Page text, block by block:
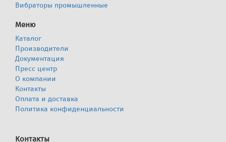
Вибраторы промышленные
Меню
Каталог
Производители
Документация
Пресс центр
О компании
Контакты
Оплата и доставка
Политика конфиденциальности
Контакты